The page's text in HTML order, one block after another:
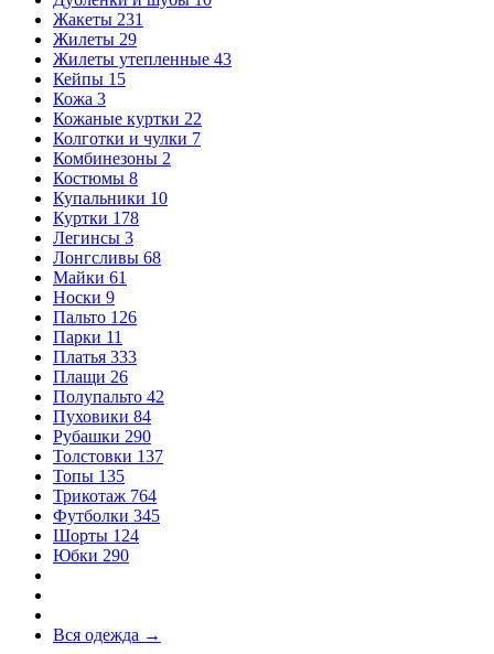
Жакеты 231
Жилеты 29
Жилеты утепленные 43
Кейпы 15
Кожа 3
Кожаные куртки 22
Колготки и чулки 7
Комбинезоны 2
Костюмы 8
Купальники 10
Куртки 178
Легинсы 3
Лонгсливы 68
Майки 61
Носки 9
Пальто 126
Парки 11
Платья 333
Плащи 26
Полупальто 42
Пуховики 84
Рубашки 290
Толстовки 137
Топы 135
Трикотаж 764
Футболки 345
Шорты 124
Юбки 290
Вся одежда →